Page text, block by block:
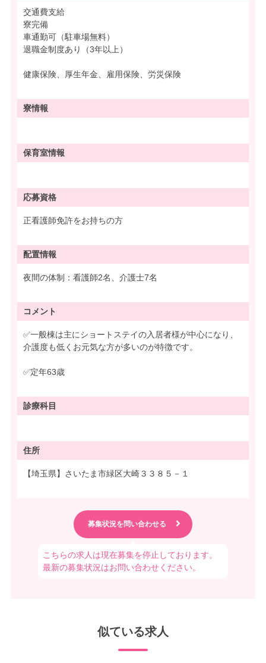
交通費支給
寮完備
車通勤可（駐車場無料）
退職金制度あり（3年以上）
健康保険、厚生年金、雇用保険、労災保険
寮情報
保育室情報
応募資格
正看護師免許をお持ちの方
配置情報
夜間の体制：看護師2名、介護士7名
コメント
✅一般棟は主にショートステイの入居者様が中心になり、
介護度も低くお元気な方が多いのが特徴です。
✅定年63歳
診療科目
住所
【埼玉県】さいたま市緑区大崎３３８５－１
こちらの求人は現在募集を停止しております。
最新の募集状況はお問い合わせください。
似ている求人